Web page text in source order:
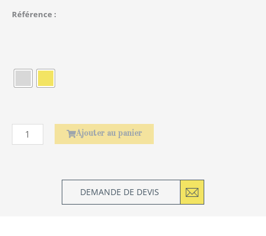
Référence
Laurier
Ajouter au panier
DEMANDE DE DEVIS